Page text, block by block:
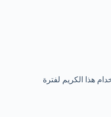
هذا الكريم لفترة